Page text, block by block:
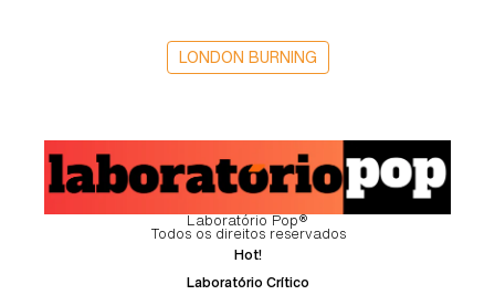
LONDON BURNING
Laboratório Pop®
Todos os direitos reservados
Hot!
Laboratório Crítico